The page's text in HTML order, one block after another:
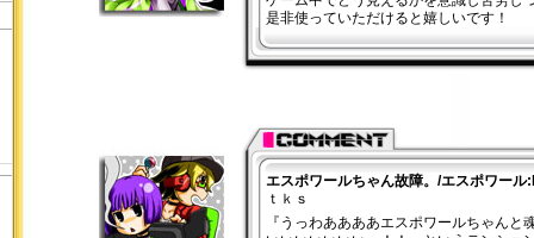
是非使っていただけると嬉しいです！
エスポワールちゃん故障。/エスポワール
ｔｋｓ
『うっわああああエスポワールちゃんと